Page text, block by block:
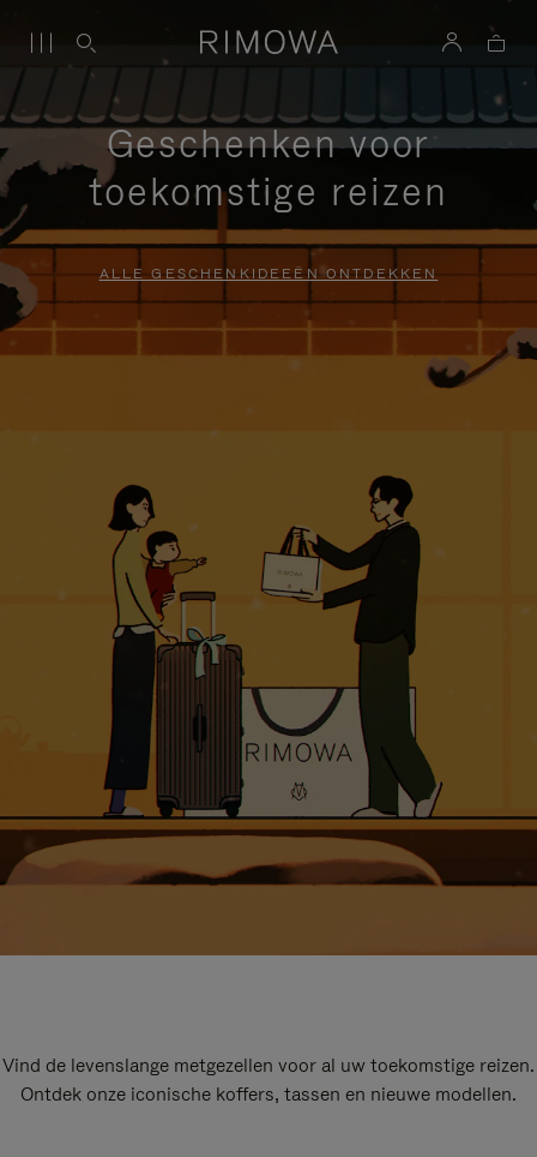
Geschenken voor
toekomstige reizen
ALLE GESCHENKIDEEËN ONTDEKKEN
Vind de levenslange metgezellen voor al uw toekomstige reizen.
Ontdek onze iconische koffers, tassen en nieuwe modellen.